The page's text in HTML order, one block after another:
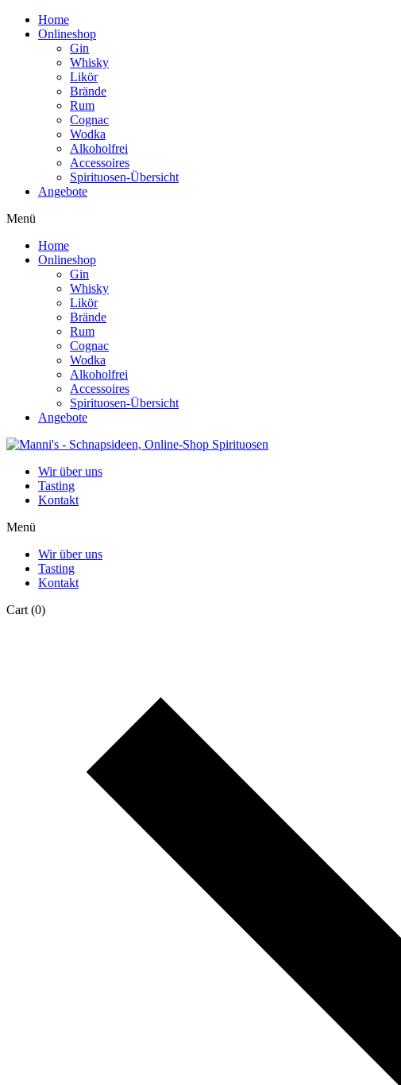
Home
Onlineshop
Gin
Whisky
Likör
Brände
Rum
Cognac
Wodka
Alkoholfrei
Accessoires
Spirituosen-Übersicht
Angebote
Menü
Home
Onlineshop
Gin
Whisky
Likör
Brände
Rum
Cognac
Wodka
Alkoholfrei
Accessoires
Spirituosen-Übersicht
Angebote
Wir über uns
Tasting
Kontakt
Menü
Wir über uns
Tasting
Kontakt
Cart (0)